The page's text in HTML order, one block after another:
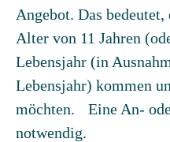
Angebot. Das
Alter von 11 Jahren
Lebensjahr (in
Lebensjahr) kommen
möchten. Eine An-
notwendig.